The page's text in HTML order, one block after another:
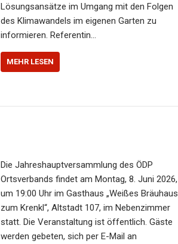
Lösungsansätze im Umgang mit den Folgen
des Klimawandels im eigenen Garten zu
informieren. Referentin…
MEHR LESEN
Die Jahreshauptversammlung des ÖDP
Ortsverbands findet am Montag, 8. Juni 2026,
um 19:00 Uhr im Gasthaus „Weißes Bräuhaus
zum Krenkl“, Altstadt 107, im Nebenzimmer
statt. Die Veranstaltung ist öffentlich. Gäste
werden gebeten, sich per E-Mail an